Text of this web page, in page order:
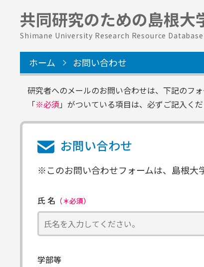
共同研究のための島根大
Shimane University Research Resource Database
ホーム お問い合わせ
研究者へのメールのお問い合わせは、下記のフ
「※必須 」がついている項目は、必ずご記入くだ
お問い合わせ
※このお問い合わせフォームは、島根大
氏 名 （＊必須）
学部等